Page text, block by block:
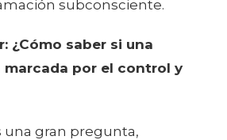
subconsciente.
¿Cómo saber si una
marcada por el control y
una gran pregunta,